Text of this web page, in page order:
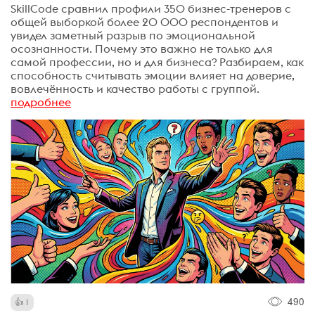
SkillCode сравнил профили 350 бизнес-тренеров с
общей выборкой более 20 000 респондентов и
увидел заметный разрыв по эмоциональной
осознанности. Почему это важно не только для
самой профессии, но и для бизнеса? Разбираем, как
способность считывать эмоции влияет на доверие,
вовлечённость и качество работы с группой.
подробнее
1 490